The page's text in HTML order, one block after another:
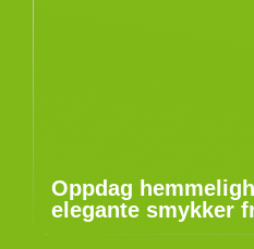
Oppdag
elegante smykker